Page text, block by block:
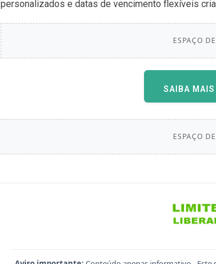
personalizados e datas de vencimento flexíveis
ESPAÇO
SAIBA MAIS
ESPAÇO